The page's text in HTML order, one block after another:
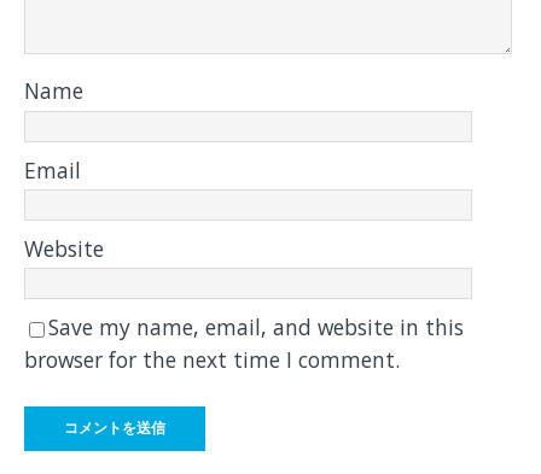
Name
Email
Website
Save my name, email, and website in this
browser for the next time I comment.